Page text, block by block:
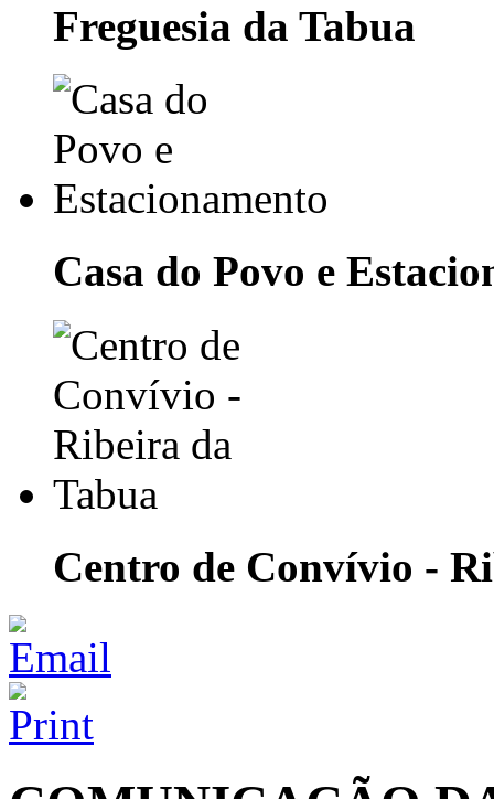
Freguesia da Tabua
Casa do Povo e
Centro de Convívio -